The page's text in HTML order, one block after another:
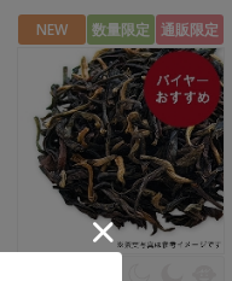
NEW 数量限定 通販限定